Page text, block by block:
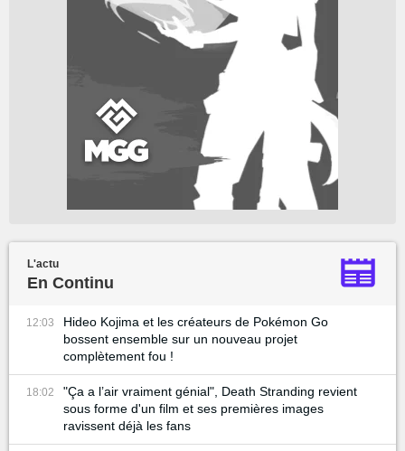
L'actu
En Continu
12:03
Hideo Kojima et les créateurs de Pokémon Go
bossent ensemble sur un nouveau projet
complètement fou !
18:02
"Ça a l’air vraiment génial", Death Stranding revient
sous forme d'un film et ses premières images
ravissent déjà les fans